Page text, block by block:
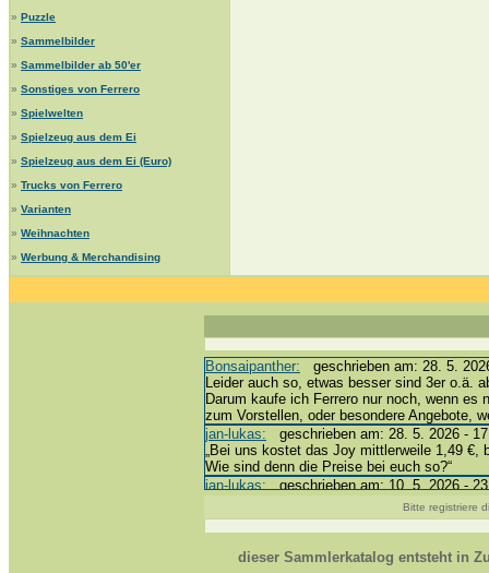
» Puzzle
» Sammelbilder
» Sammelbilder ab 50'er
» Sonstiges von Ferrero
» Spielwelten
» Spielzeug aus dem Ei
» Spielzeug aus dem Ei (Euro)
» Trucks von Ferrero
» Varianten
» Weihnachten
» Werbung & Merchandising
Bonsaipanther: geschrieben am: 28. 5.
Leider auch so, etwas besser sind 3er o.ä.
Darum kaufe ich Ferrero nur noch, wenn es
zum Vorstellen, oder besondere Angebote,
jan-lukas: geschrieben am: 28. 5. 2026 -
„Bei uns kostet das Joy mittlerweile 1,49 €,
Wie sind denn die Preise bei euch so?“
jan-lukas:geschrieben am: 10. 5. 2026 -
Bonsaipanther:geschrieben am: 10. 5.
@ Harald
https://www.ue-ei-portal-
Dein Enkel sollte zur Strafe die nächsten 3
Bitte registriere
dieser Sammlerkatalog entsteht in